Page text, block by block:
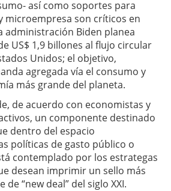
así como soportes para
microempresa son críticos en
administración Biden planea
US$ 1,9 billones al flujo circular
Unidos; el objetivo,
agregada vía el consumo y
más grande del planeta.
de acuerdo con economistas y
un componente destinado
dentro del espacio
políticas de gasto público o
contemplado por los estrategas
desean imprimir un sello más
de “new deal” del siglo XXI.